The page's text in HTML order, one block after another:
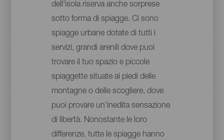
dell'isola riserva anche sorprese
sotto forma di spiagge. Ci sono
spiagge urbane dotate di tutti i
servizi, grandi arenili dove puoi
trovare il tuo spazio e piccole
spiaggette situate ai piedi delle
montagne o delle scogliere, dove
puoi provare un'inedita sensazione
di libertà. Nonostante le loro
differenze, tutte le spiagge hanno